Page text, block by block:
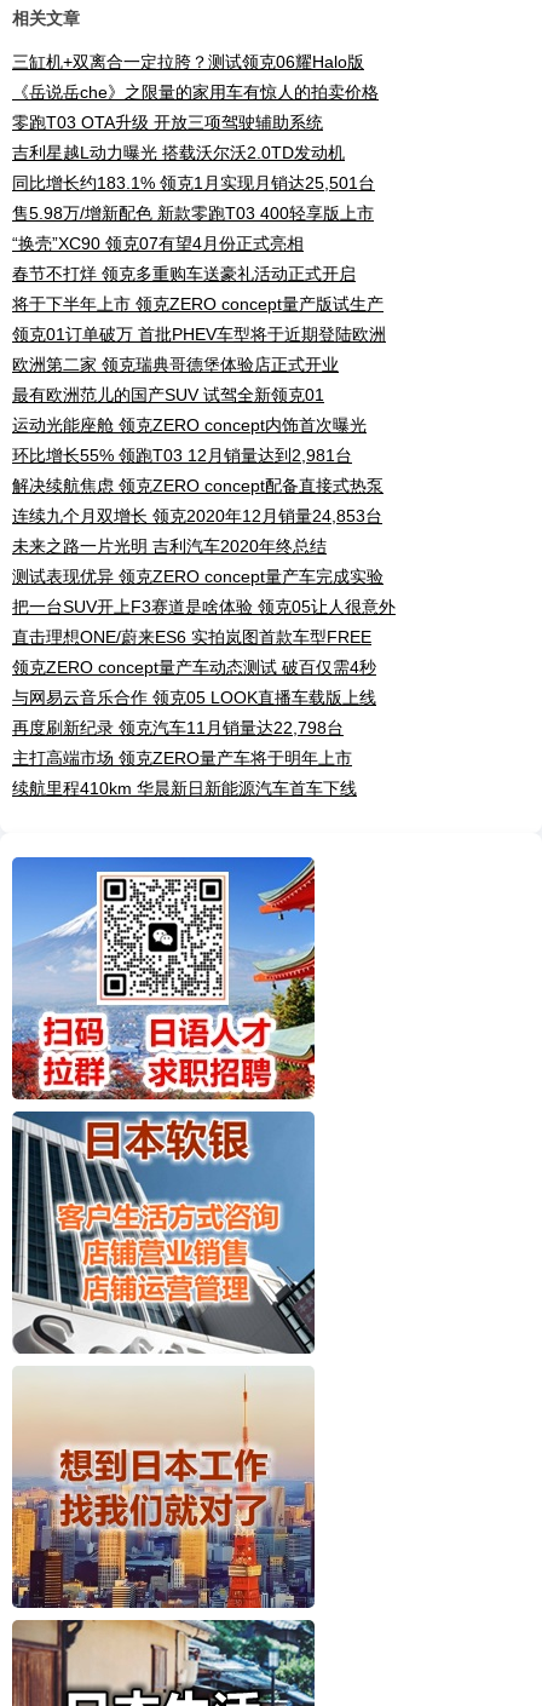
相关文章
三缸机+双离合一定拉胯？测试领克06耀Halo版
《岳说岳che》之限量的家用车有惊人的拍卖价格
零跑T03 OTA升级 开放三项驾驶辅助系统
吉利星越L动力曝光 搭载沃尔沃2.0TD发动机
同比增长约183.1% 领克1月实现月销达25,501台
售5.98万/增新配色 新款零跑T03 400轻享版上市
“换壳”XC90 领克07有望4月份正式亮相
春节不打烊 领克多重购车送豪礼活动正式开启
将于下半年上市 领克ZERO concept量产版试生产
领克01订单破万 首批PHEV车型将于近期登陆欧洲
欧洲第二家 领克瑞典哥德堡体验店正式开业
最有欧洲范儿的国产SUV 试驾全新领克01
运动光能座舱 领克ZERO concept内饰首次曝光
环比增长55% 领跑T03 12月销量达到2,981台
解决续航焦虑 领克ZERO concept配备直接式热泵
连续九个月双增长 领克2020年12月销量24,853台
未来之路一片光明 吉利汽车2020年终总结
测试表现优异 领克ZERO concept量产车完成实验
把一台SUV开上F3赛道是啥体验 领克05让人很意外
直击理想ONE/蔚来ES6 实拍岚图首款车型FREE
领克ZERO concept量产车动态测试 破百仅需4秒
与网易云音乐合作 领克05 LOOK直播车载版上线
再度刷新纪录 领克汽车11月销量达22,798台
主打高端市场 领克ZERO量产车将于明年上市
续航里程410km 华晨新日新能源汽车首车下线